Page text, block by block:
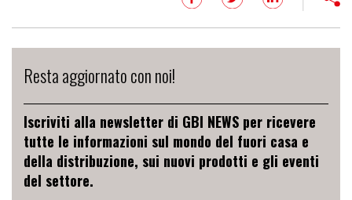
Resta aggiornato con noi!
Iscriviti alla newsletter di GBI NEWS per ricevere
tutte le informazioni sul mondo del fuori casa e
della distribuzione, sui nuovi prodotti e gli eventi
del settore.